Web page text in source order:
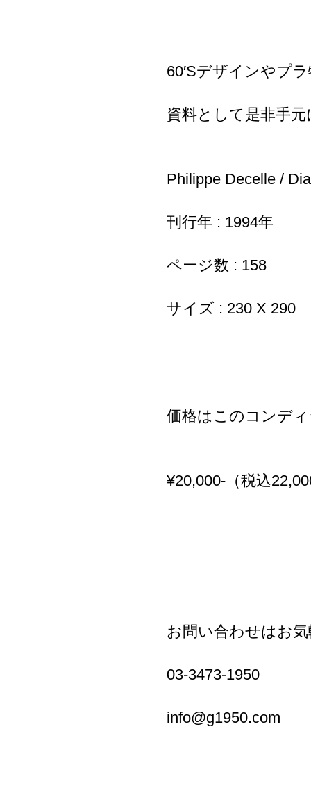
60′Sデザインやプ
資料として是非手
Philippe Decelle /
刊行年 : 1994年
ページ数 : 158
サイズ : 230 X 290
価格はこのコンデ
¥20,000-（税込
お問い合わせはお
03-3473-1950
info@g1950.com